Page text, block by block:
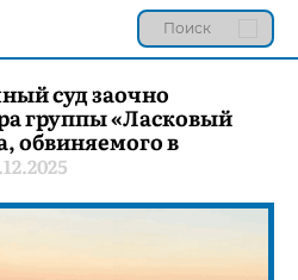
суд заочно
группы «Ласковый
обвиняемого в